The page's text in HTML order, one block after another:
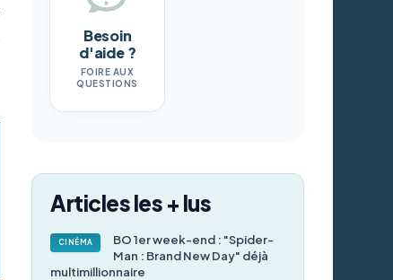
Besoin
d'aide ?
FOIRE AUX
QUESTIONS
Articles les + lus
CINÉMA
BO 1er week-end : "Spider-
Man : Brand New Day" déjà
multimillionnaire